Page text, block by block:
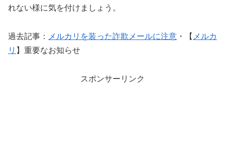
れない様に気を付けましょう。
過去記事： メルカリを装った詐欺メールに注意 ・【 メルカ
リ 】重要なお知らせ
スポンサーリンク